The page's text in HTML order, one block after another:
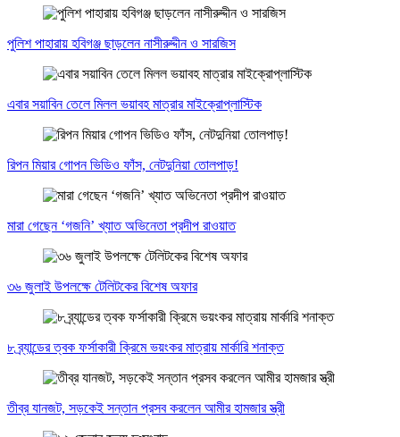
পুলিশ পাহারায় হবিগঞ্জ ছাড়লেন নাসীরুদ্দীন ও সারজিস
এবার সয়াবিন তেলে মিলল ভয়াবহ মাত্রার মাইক্রোপ্লাস্টিক
রিপন মিয়ার গোপন ভিডিও ফাঁস, নেটদুনিয়া তোলপাড়!
মারা গেছেন ‘গজনি’ খ্যাত অভিনেতা প্রদীপ রাওয়াত
৩৬ জুলাই উপলক্ষে টেলিটকের বিশেষ অফার
৮ ব্র্যান্ডের ত্বক ফর্সাকারী ক্রিমে ভয়ংকর মাত্রায় মার্কারি শনাক্ত
তীব্র যানজট, সড়কেই সন্তান প্রসব করলেন আমীর হামজার স্ত্রী